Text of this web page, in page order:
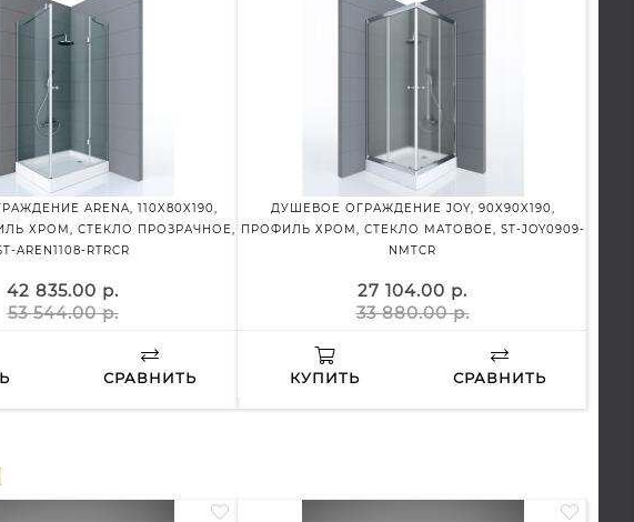
ARENA, 110X80X190,
ХРОМ, СТЕКЛО ПРОЗРАЧНОЕ,
AREN1108-RTRCR
42 835.00 р.
53 544.00 р.
СРАВНИТЬ
ДУШЕВОЕ ОГРАЖДЕНИЕ JOY, 90X90X190,
ПРОФИЛЬ ХРОМ, СТЕКЛО МАТОВОЕ, ST-JOY0909-
NMTCR
27 104.00 р.
33 880.00 р.
КУПИТЬ СРАВНИТЬ